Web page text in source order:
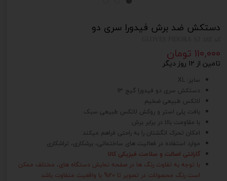
دستکش ضد برش فیدورا سری دو
۱۱۰,۰۰۰ تومان
تامین از ۱۲ روز دیگر
سایز: XL
دستکش سری دو فیدورا گیج 13
لاتکس طبیعی ضخیم
بافت پلی استر و روکش لاتکس طبیعی سبک
با مقاومت بالا در برابر برش
امکان تحرک انگشتان را به راحتی فراهم میکند
موارد استفاده در فعالیت های ساختمانی، برشکاری، تراشکاری
گارانتی اصالت و سلامت فیزیکی کالا
با توجه به تفاوت رنگ ها در صفحه نمایش دستگاه های، مختلف ممکن
است رنگ محصولات در تصویر تا 20% با واقعیت متفاوت باشد